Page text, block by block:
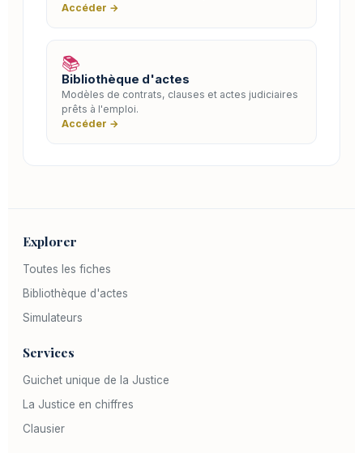
Accéder →
📚
Bibliothèque d'actes
Modèles de contrats, clauses et actes judiciaires
prêts à l'emploi.
Accéder →
Explorer
Toutes les fiches
Bibliothèque d'actes
Simulateurs
Services
Guichet unique de la Justice
La Justice en chiffres
Clausier